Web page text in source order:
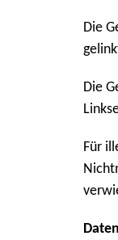
Die
Die
Für